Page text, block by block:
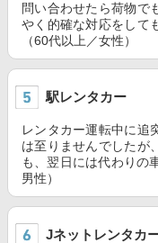
問い合わせたら荷物で
やく的確な対応をして
（60代以上／女性）
駅レンタカー
レンタカー運転中に追
は至りませんでしたが
も、翌日には代わりの
男性）
Jネットレンタカ